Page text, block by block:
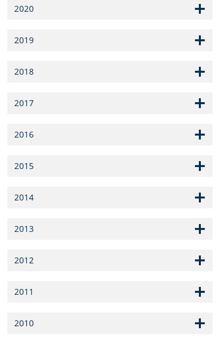
2020
2019
2018
2017
2016
2015
2014
2013
2012
2011
2010